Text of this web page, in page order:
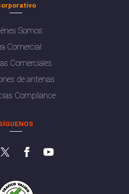
Somos
Comercial
Comerciales
de antenas
Compliance